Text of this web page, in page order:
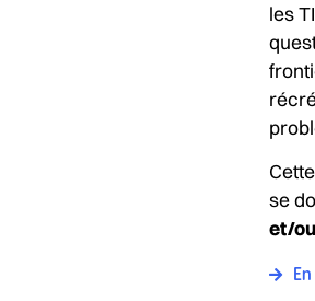
les
se
et/